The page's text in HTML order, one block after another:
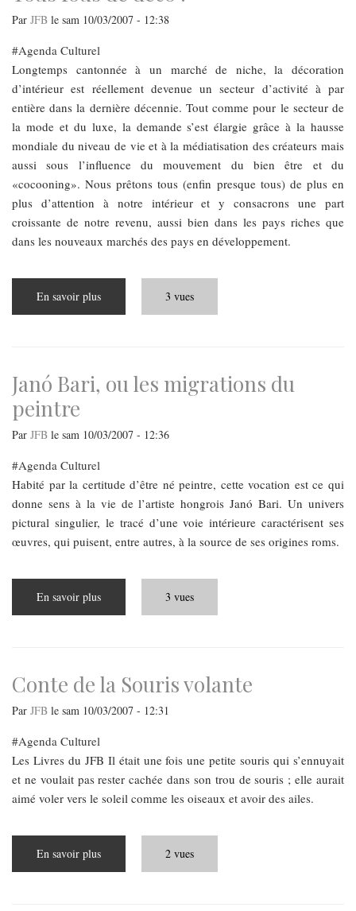
Par JFB le sam 10/03/2007 - 12:38
Agenda Culturel
Longtemps cantonnée à un marché de niche, la décoration
d’intérieur est réellement devenue un secteur d’activité à par
entière dans la dernière décennie. Tout comme pour le secteur de
la mode et du luxe, la demande s’est élargie grâce à la hausse
mondiale du niveau de vie et à la médiatisation des créateurs mais
aussi sous l’influence du mouvement du bien être et du
«cocooning». Nous prêtons tous (enfin presque tous) de plus en
plus d’attention à notre intérieur et y consacrons une part
croissante de notre revenu, aussi bien dans les pays riches que
dans les nouveaux marchés des pays en développement.
En savoir plus
fous
3 vues
Janó Bari, ou les migrations du
peintre
Par JFB le sam 10/03/2007 - 12:36
Agenda Culturel
Habité par la certitude d’être né peintre, cette vocation est ce qui
donne sens à la vie de l’artiste hongrois Janó Bari. Un univers
pictural singulier, le tracé d’une voie intérieure caractérisent ses
œuvres, qui puisent, entre autres, à la source de ses origines roms.
En savoir plus
Bari,
peintre
3 vues
Conte de la Souris volante
Par JFB le sam 10/03/2007 - 12:31
Agenda Culturel
Les Livres du JFB Il était une fois une petite souris qui s’ennuyait
et ne voulait pas rester cachée dans son trou de souris ; elle aurait
aimé voler vers le soleil comme les oiseaux et avoir des ailes.
En savoir plus
de
2 vues